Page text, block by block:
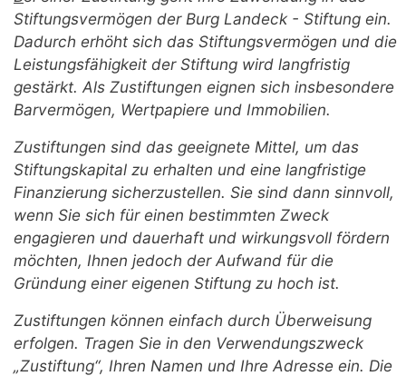
Stiftungsvermögen der Burg Landeck - Stiftung ein.
Dadurch erhöht sich das Stiftungsvermögen und die
Leistungsfähigkeit der Stiftung wird langfristig
gestärkt. Als Zustiftungen eignen sich insbesondere
Barvermögen, Wertpapiere und Immobilien.
Zustiftungen sind das geeignete Mittel, um das
Stiftungskapital zu erhalten und eine langfristige
Finanzierung sicherzustellen. Sie sind dann sinnvoll,
wenn Sie sich für einen bestimmten Zweck
engagieren und dauerhaft und wirkungsvoll fördern
möchten, Ihnen jedoch der Aufwand für die
Gründung einer eigenen Stiftung zu hoch ist.
Zustiftungen können einfach durch Überweisung
erfolgen. Tragen Sie in den Verwendungszweck
„Zustiftung“, Ihren Namen und Ihre Adresse ein. Die